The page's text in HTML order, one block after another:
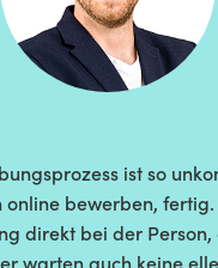
ist so
online bewerben,
direkt bei der Person,